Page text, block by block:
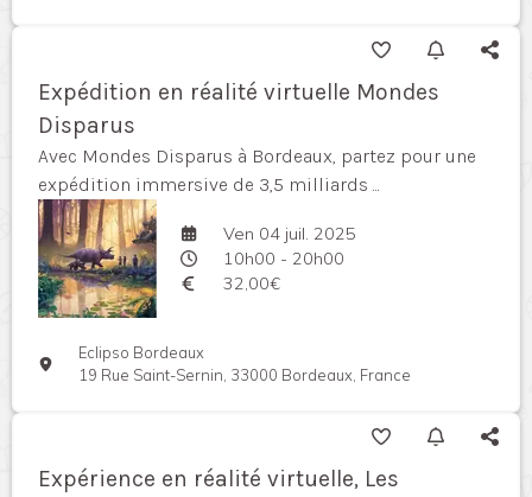
Expédition en réalité virtuelle Mondes
Disparus
Avec Mondes Disparus à Bordeaux, partez pour une
expédition immersive de 3,5 milliards ...
Ven 04 juil. 2025
10h00 - 20h00
32,00€
Eclipso Bordeaux
19 Rue Saint-Sernin, 33000 Bordeaux, France
Expérience en réalité virtuelle, Les